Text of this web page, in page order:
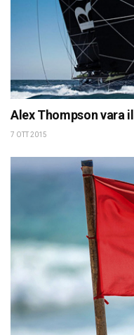
Alex Thompson vara
7 OTT 2015